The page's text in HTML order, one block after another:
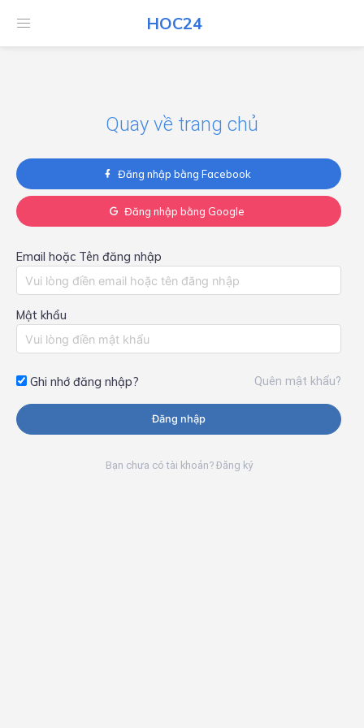
HOC24
HOC24
Quay về trang chủ
Đăng nhập bằng Facebook
Đăng nhập bằng Google
Email hoặc Tên đăng nhập
Mật khẩu
Ghi nhớ đăng nhập? Quên mật khẩu?
Đăng nhập
Bạn chưa có tài khoản? Đăng ký